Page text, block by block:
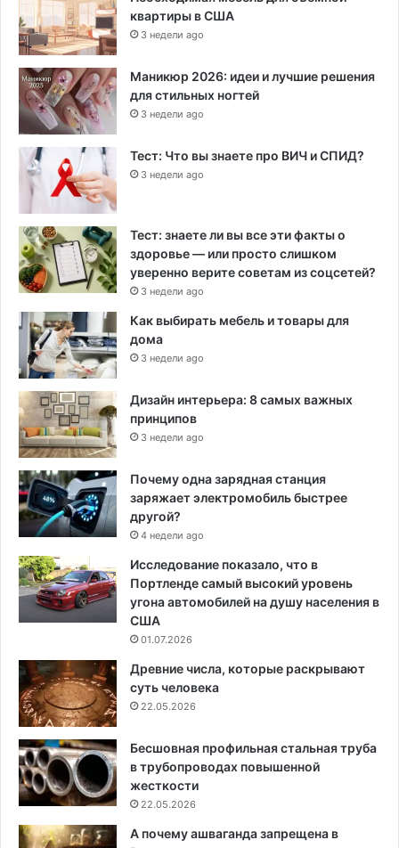
квартиры в США
3 недели ago
Маникюр 2026: идеи и лучшие решения
для стильных ногтей
3 недели ago
Тест: Что вы знаете про ВИЧ и СПИД?
3 недели ago
Тест: знаете ли вы все эти факты о
здоровье — или просто слишком
уверенно верите советам из соцсетей?
3 недели ago
Как выбирать мебель и товары для
дома
3 недели ago
Дизайн интерьера: 8 самых важных
принципов
3 недели ago
Почему одна зарядная станция
заряжает электромобиль быстрее
другой?
4 недели ago
Исследование показало, что в
Портленде самый высокий уровень
угона автомобилей на душу населения в
США
01.07.2026
Древние числа, которые раскрывают
суть человека
22.05.2026
Бесшовная профильная стальная труба
в трубопроводах повышенной
жесткости
22.05.2026
А почему ашваганда запрещена в